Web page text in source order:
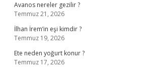
Avanos nereler gezilir ?
Temmuz 21, 2026
İlhan İrem’in eşi kimdir ?
Temmuz 19, 2026
Ete neden yoğurt konur ?
Temmuz 17, 2026